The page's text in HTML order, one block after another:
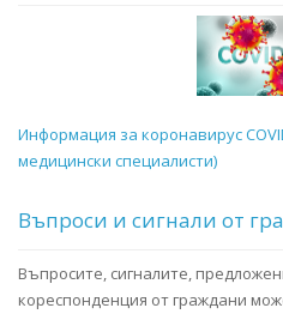
Информация за коронавирус
медицински специалисти)
Въпроси и сигнали от
Въпросите, сигналите,
кореспонденция от граждани